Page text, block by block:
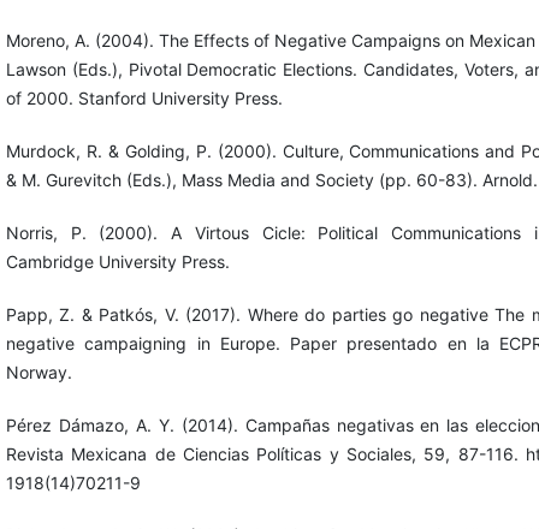
Moreno, A. (2004). The Effects of Negative Campaigns on
Lawson (Eds.), Pivotal Democratic Elections. Candidates, Voters,
of 2000. Stanford University Press.
Murdock, R. & Golding, P. (2000). Culture, Communications and
& M. Gurevitch (Eds.), Mass Media and Society (pp. 60-83). Arnold.
Norris, P. (2000). A Virtous Cicle: Political Communications
Cambridge University Press.
Papp, Z. & Patkós, V. (2017). Where do parties go negative The
negative campaigning in Europe. Paper presentado en la
Norway.
Pérez Dámazo, A. Y. (2014). Campañas negativas en las
Revista Mexicana de Ciencias Políticas y Sociales, 59, 87-116.
1918(14)70211-9